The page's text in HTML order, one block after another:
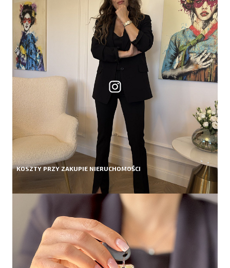
KOSZTY PRZY ZAKUPIE NIERUCHOMOŚCI